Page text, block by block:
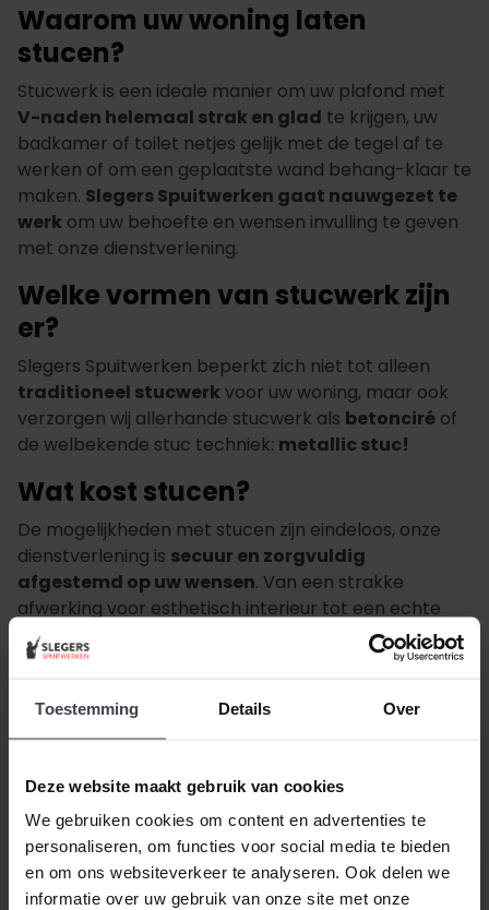
Toestemming Details Over
Deze website maakt gebruik van cookies
We gebruiken cookies om content en advertenties te
personaliseren, om functies voor social media te bieden
en om ons websiteverkeer te analyseren. Ook delen we
informatie over uw gebruik van onze site met onze
Waarom uw woning laten
stucen?
Stucwerk is een ideale manier om uw plafond met
V-naden helemaal strak en glad te krijgen, uw
badkamer of toilet netjes gelijk met de tegel af te
werken of om een geplaatste wand behang-klaar te
maken. Slegers Spuitwerken gaat nauwgezet te
werk om uw behoefte en wensen invulling te geven
met onze dienstverlening.
Welke vormen van stucwerk zijn
er?
Slegers Spuitwerken beperkt zich niet tot alleen
traditioneel stucwerk voor uw woning, maar ook
verzorgen wij allerhande stucwerk als betonciré of
de welbekende stuc techniek: metallic stuc!
Wat kost stucen?
De mogelijkheden met stucen zijn eindeloos, onze
dienstverlening is secuur en zorgvuldig
afgestemd op uw wensen. Van een strakke
afwerking voor esthetisch interieur tot een echte
blikvanger voor kleurrijke woonruimtes. Afhankelijk
van uw wensen vangen onze werkzaamheden aan
kunt u rekenen op een compleet advies, één vast
aanspreekpunt, en een alles-in-één stuc pakket.
Slegers Spuitwerken.